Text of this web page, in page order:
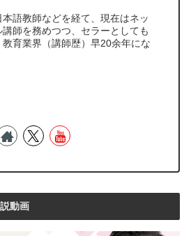
語教師などを経て、現在はネッ
講師を務めつつ、セラーとしても
育業界（講師歴）早20余年にな
動画